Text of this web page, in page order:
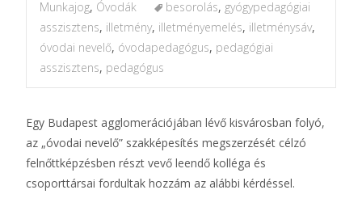
Munkajog, Óvodák besorolás, gyógypedagógiai
asszisztens, illetmény, illetményemelés, illetménysáv,
óvodai nevelő, óvodapedagógus, pedagógiai
asszisztens, pedagógus
Egy Budapest agglomerációjában lévő kisvárosban folyó,
az „óvodai nevelő” szakképesítés megszerzését célzó
felnőttképzésben részt vevő leendő kolléga és
csoporttársai fordultak hozzám az alábbi kérdéssel.